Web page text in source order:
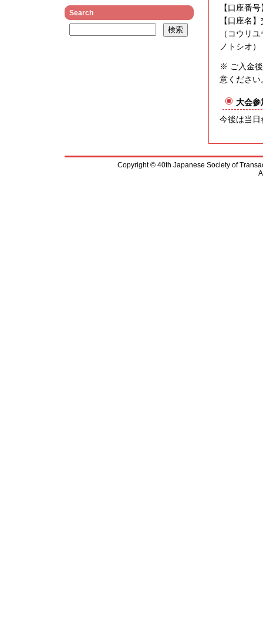
【口座番
【口座名
（コウリ
ノトシオ）
※ ご入金
意ください
大会参
今後は当日
Search
Copyright © 40th Japanese Society of